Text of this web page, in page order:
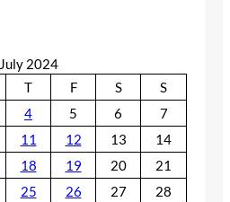
July 2024
T F S
S
4 5 6
7
11 12 13
14
18 19 20
21
25 26 27
28